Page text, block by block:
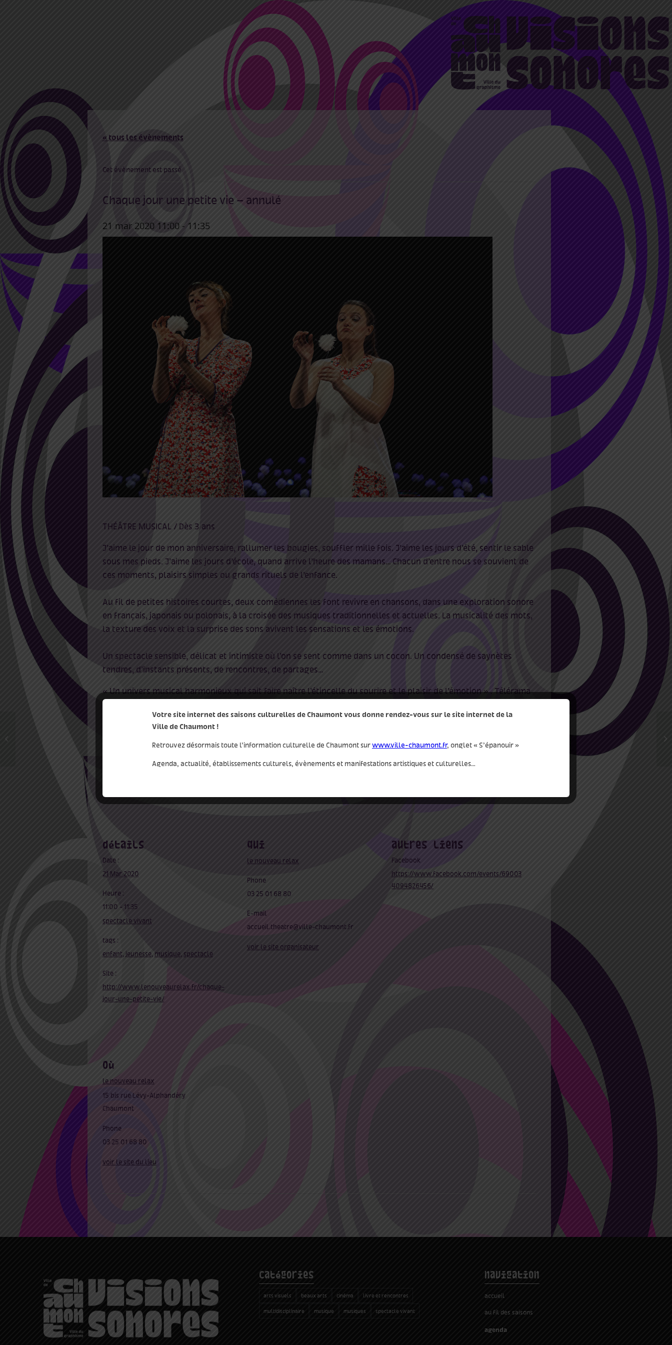
« tous les évènements
Cet évènement est passé
Chaque jour une petite vie – annulé
21 mar 2020 11:00-11:35
THÉÂTRE MUSICAL / Dès 3 ans
J’aime le jour de mon anniversaire, rallumer les bougies, souffler mille fois. J’aime les jours d’été, sentir le sable
sous mes pieds. J’aime les jours d’école, quand arrive l’heure des mamans… Chacun d’entre nous se souvient de
ces moments, plaisirs simples ou grands rituels de l’enfance.
Au fil de petites histoires courtes, deux comédiennes les font revivre en chansons, dans une exploration sonore
en français, japonais ou polonais, à la croisée des musiques traditionnelles et actuelles. La musicalité des mots,
la texture des voix et la surprise des sons avivent les sensations et les émotions.
Un spectacle sensible, délicat et intimiste où l’on se sent comme dans un cocon. Un condensé de saynètes
tendres, d’instants présents, de rencontres, de partages…
« Un univers musical harmonieux qui sait faire naître l’étincelle du sourire et le plaisir de l’émotion » . Télérama
Sortir, Françoise Sabatier-Morel
détails
Date :
21 Mar 2020
Heure :
11:00 - 11:35
spectacle vivant
tags :
enfant, jeunesse, musique, spectacle
Site :
http://www.lenouveaurelax.fr/chaque-
jour-une-petite-vie/
qui
le nouveau relax
Phone
03 25 01 68 80
E-mail
accueil.theatre@ville-chaumont.fr
voir le site organisateur
autres
Facebook
https://www.facebook.com/events/69003
4094826456/
où
le nouveau relax
15 bis rue Lévy-Alphandéry
Chaumont
Phone
03 25 01 68 80
voir le site du lieu
catégories
arts visuels beaux arts cinéma livre et rencontres
multidisciplinaire musique musiques spectacle vivant
navigation
accueil
au fil des saisons
agenda
Concert sandwich –
Christophe Rémy
Votre site internet des saisons culturelles de Chaumont vous donne rendez-vous sur le site internet de la
Ville de Chaumont !
Retrouvez désormais toute l’information culturelle de Chaumont surwww.ville-chaumont.fr, onglet « S’épanouir »
Agenda, actualité, établissements culturels, évènements et manifestations artistiques et culturelles…